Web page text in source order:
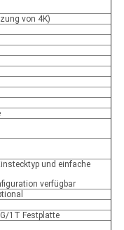
von 4K)
und einfache
verfügbar
1T Festplatte